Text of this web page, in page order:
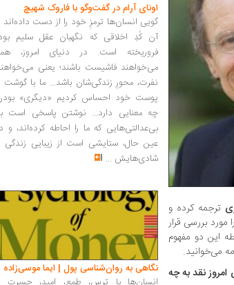
ترجمه کرده و
بررسی قرار
این دو مفهوم
می‌خوانید.
امروز نقد به چه
اونای آرام در گفت‌وگو با فاروک شهیچ‭
گویی انسان‌ها ترمزِ خود را از دست داده‌اند
آن کُدِ اخلاقی که نگهبان عقل سلیم
فروریخته است. در دنیای امروز،
می‌خواهند فاشیست باشند؛ یعنی
نفرت، محورِ زندگی‌شان باشد... ما با گوشت
پوست خود احساس کردیم «دیگری»
چه معنایی دارد... نوشتن پاسخی است
بی‌عدالتی‌هایی که ما را احاطه کرده‌اند، و
عین حال، ستایشی است از زیبایی زندگی
شادی‌هایش ...
نگاهی به روان‌شناسی پول | ایما موسی‌زاده